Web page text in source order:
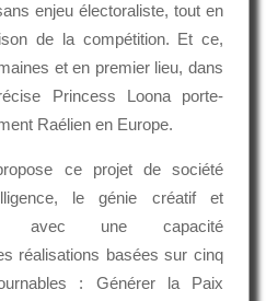
enjeu électoraliste, tout en
de la compétition. Et ce,
et en premier lieu, dans
Princess Loona porte-
Raélien en Europe.
ce projet de société
le génie créatif et
avec une capacité
réalisations basées sur cinq
: Générer la Paix